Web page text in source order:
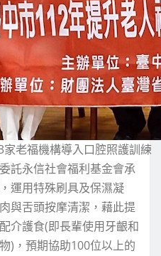
老福機構導入口腔照護訓練
託永信社會福利基金會承
運用特殊刷具及保濕凝
與舌頭按摩清潔，藉此提
介護食(即長輩使用牙齦和
)，預期協助100位以上的